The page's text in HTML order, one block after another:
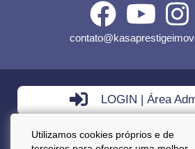
Utilizamos cookies próprios e de
LOGIN | Área
VENDA - LOCAÇÃO -